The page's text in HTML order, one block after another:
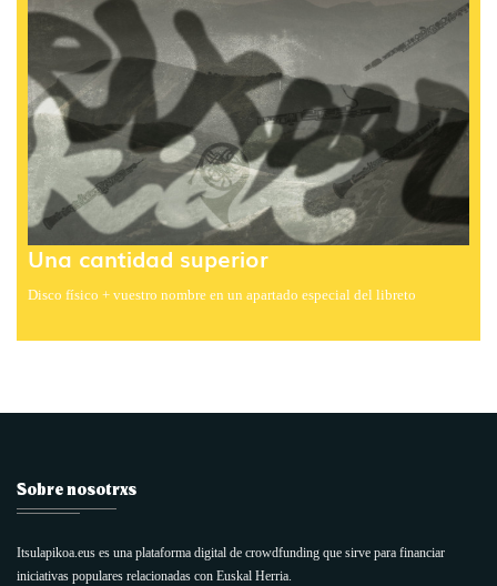
Una cantidad superior
Disco físico + vuestro nombre en un apartado especial del libreto
Sobre nosotrxs
Itsulapikoa.eus es una plataforma digital de crowdfunding que sirve para financiar
iniciativas populares relacionadas con Euskal Herria.